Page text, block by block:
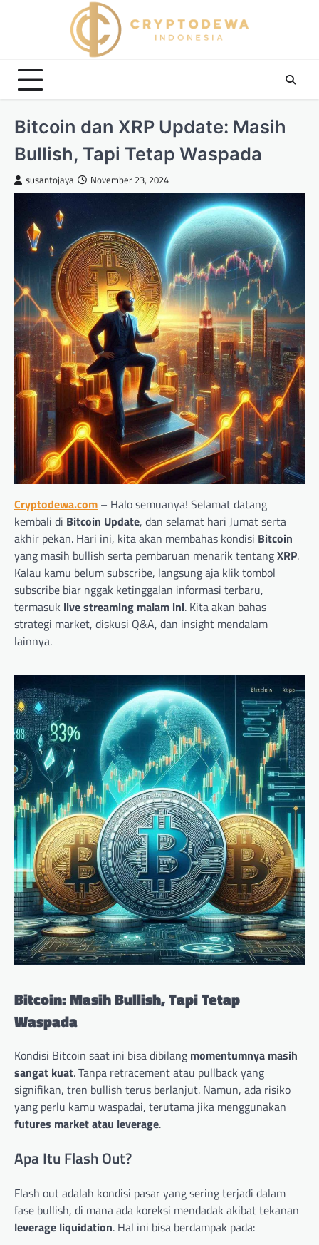
Bitcoin dan XRP Update: Masih
Bullish, Tapi Tetap Waspada
susantojaya November 23, 2024
Cryptodewa.com – Halo semuanya! Selamat datang
kembali di Bitcoin Update, dan selamat hari Jumat serta
akhir pekan. Hari ini, kita akan membahas kondisi Bitcoin
yang masih bullish serta pembaruan menarik tentangXRP.
Kalau kamu belum subscribe, langsung aja klik tombol
subscribe biar nggak ketinggalan informasi terbaru,
termasuk live streaming malam ini. Kita akan bahas
strategi market, diskusi Q&A, dan insight mendalam
lainnya.
Bitcoin: Masih Bullish, Tapi Tetap
Waspada
Kondisi Bitcoin saat ini bisa dibilang momentumnya masih
sangat kuat. Tanpa retracement atau pullback yang
signifikan, tren bullish terus berlanjut. Namun, ada risiko
yang perlu kamu waspadai, terutama jika menggunakan
futures market atau leverage.
Apa Itu Flash Out?
Flash out adalah kondisi pasar yang sering terjadi dalam
fase bullish, di mana ada koreksi mendadak akibat tekanan
leverage liquidation. Hal ini bisa berdampak pada: